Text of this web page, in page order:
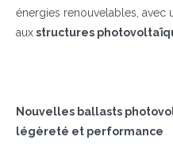
énergies renouvelables, avec
auxstructures
Nouvelles ballasts
légèreté et performance